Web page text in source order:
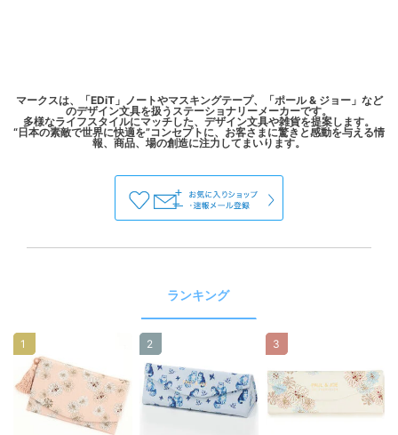
マークスは、「EDiT」ノートやマスキングテープ、「ポール & ジョー」など
のデザイン文具を扱うステーショナリーメーカーです。
多様なライフスタイルにマッチした、デザイン文具や雑貨を提案します。
“日本の素敵で世界に快適を”コンセプトに、お客さまに驚きと感動を与える情
ランキング
1 2 3